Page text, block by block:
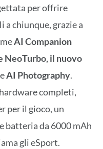
per offrire
a chiunque, grazie a
AI Companion
NeoTurbo, il nuovo
eAI Photography.
completi,
per il gioco, un
batteria da 6000 mAh
gli eSport.